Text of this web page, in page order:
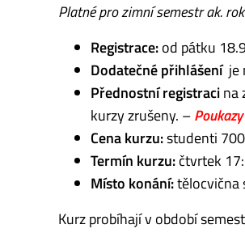
Platné pro zimní semestr ak.
Registrace:od pátku
Dodatečné přihlášeníje
Přednostní registracina
kurzy zrušeny. –
Cena kurzu:studenti
Termín kurzu:čtvrtek
Místo konání:tělocvična
Kurz probíhají v období